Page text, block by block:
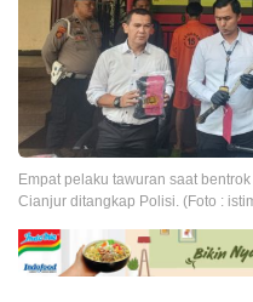
Empat pelaku tawuran saat
Cianjur ditangkap Polisi. (Foto :